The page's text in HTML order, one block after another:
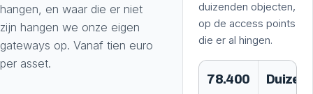
hangen, en waar die er niet
zijn hangen we onze eigen
gateways op. Vanaf tien euro
per asset.
duizenden objecten,
op de access points
die er al hingen.
78.400